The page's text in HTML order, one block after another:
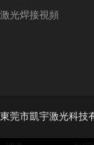
激光焊接視頻
東莞市凱宇激光科技